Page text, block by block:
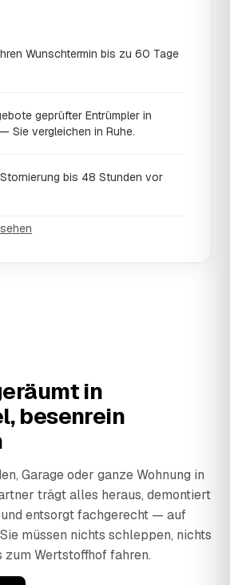
Wunschtermin bis zu 60 Tage
geprüfter Entrümpler in
Sie vergleichen in Ruhe.
bis 48 Stunden vor
in
besenrein
Garage oder ganze Wohnung in
trägt alles heraus, demontiert
entsorgt fachgerecht — auf
müssen nichts schleppen, nichts
Wertstoffhof fahren.